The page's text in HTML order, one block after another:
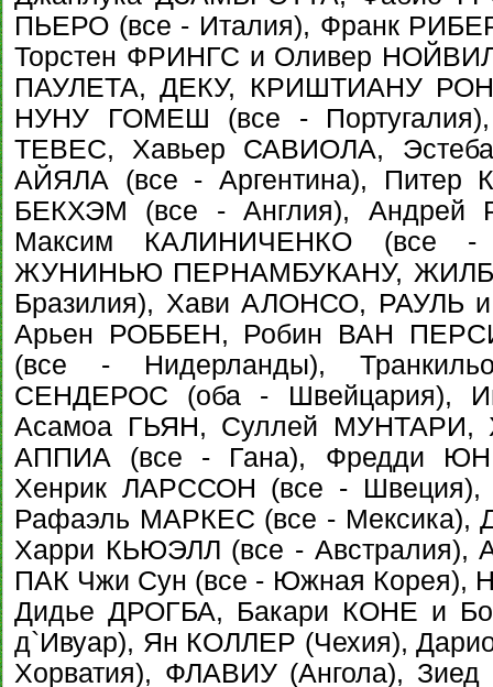
ПЬЕРО (все - Италия), Франк
Торстен ФРИНГС и Оливер
ПАУЛЕТА, ДЕКУ, КРИШТИАНУ
НУНУ ГОМЕШ (все -
ТЕВЕС, Хавьер САВИОЛА,
АЙЯЛА (все - Аргентина),
БЕКХЭМ (все - Англия),
Максим КАЛИНИЧЕНКО (все -
ЖУНИНЬЮ ПЕРНАМБУКАНУ,
Бразилия), Хави АЛОНСО, РАУЛЬ
Арьен РОББЕН, Робин ВАН
(все - Нидерланды),
СЕНДЕРОС (оба - Швейцария),
Асамоа ГЬЯН, Суллей МУНТАРИ,
АППИА (все - Гана), Фредди
Хенрик ЛАРССОН (все -
Рафаэль МАРКЕС (все -
Харри КЬЮЭЛЛ (все -
ПАК Чжи Сун (все - Южная Корея),
Дидье ДРОГБА, Бакари КОНЕ и
д`Ивуар), Ян КОЛЛЕР (Чехия),
Хорватия), ФЛАВИУ (Ангола),